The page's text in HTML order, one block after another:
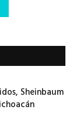
Sheinbaum